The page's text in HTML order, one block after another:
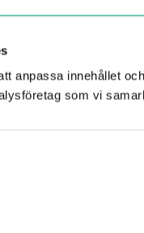
anpassa innehållet
som vi